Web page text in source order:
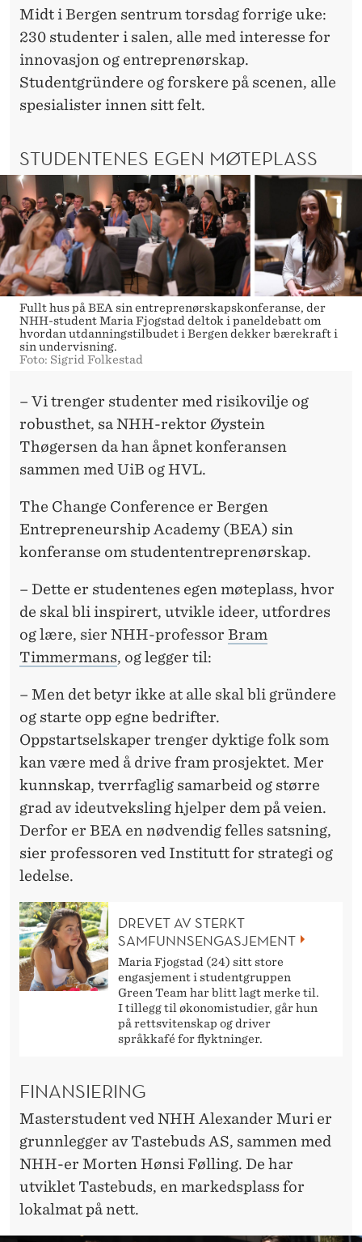
V
I
L
L
Midt i Bergen sentrum torsdag forrige uke:
230 studenter i salen, alle med interesse for
innovasjon og entreprenørskap.
Studentgründere og forskere på scenen, alle
spesialister innen sitt felt.
STUDENTENES EGEN MØTEPLASS
Fullt hus på BEA sin entreprenørskapskonferanse, der
NHH-student Maria Fjogstad deltok i paneldebatt om
hvordan utdanningstilbudet i Bergen dekker bærekraft i
sin undervisning.
Foto: Sigrid Folkestad
– Vi trenger studenter med risikovilje og
robusthet, sa NHH-rektor Øystein
Thøgersen da han åpnet konferansen
sammen med UiB og HVL.
The Change Conference er Bergen
Entrepreneurship Academy (BEA) sin
konferanse om studententreprenørskap.
– Dette er studentenes egen møteplass, hvor
de skal bli inspirert, utvikle ideer, utfordres
og lære, sier NHH-professor Bram
Timmermans, og legger til:
– Men det betyr ikke at alle skal bli gründere
og starte opp egne bedrifter.
Oppstartselskaper trenger dyktige folk som
kan være med å drive fram prosjektet. Mer
kunnskap, tverrfaglig samarbeid og større
grad av ideutveksling hjelper dem på veien.
Derfor er BEA en nødvendig felles satsning,
sier professoren ved Institutt for strategi og
ledelse.
DREVET AV STERKT
SAMFUNNSENGASJEMENT
Maria Fjogstad (24) sitt store
engasjement i studentgruppen
Green Team har blitt lagt merke til.
I tillegg til økonomistudier, går hun
på rettsvitenskap og driver
språkkafé for flyktninger.
FINANSIERING
Masterstudent ved NHH Alexander Muri er
grunnlegger av Tastebuds AS, sammen med
NHH-er Morten Hønsi Følling. De har
utviklet Tastebuds, en markedsplass for
lokalmat på nett.